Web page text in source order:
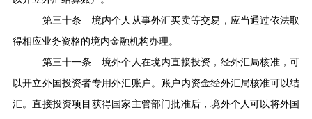
第三十条
境内个人从事外汇买卖等交易，应当通过依法取
得相应业务资格的境内金融机构办理。
第三十一条
境外个人在境内直接投资，经外汇局核准，可
以开立外国投资者专用外汇账户。账户内资金经外汇局核准可以结
汇。直接投资项目获得国家主管部门批准后，境外个人可以将外国